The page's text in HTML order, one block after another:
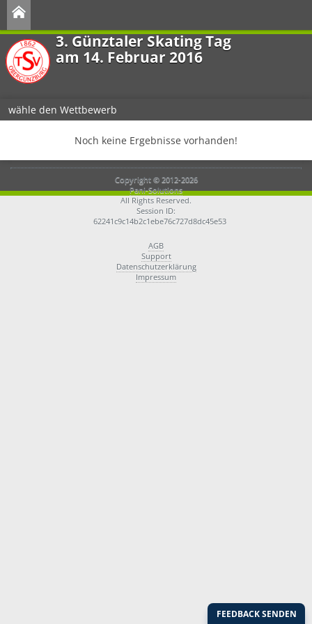
3. Günztaler Skating Tag
am 14. Februar 2016
wähle den Wettbewerb
Noch keine Ergebnisse vorhanden!
Copyright © 2012-2026
Pani-Solutions
All Rights Reserved.
Session ID:
62241c9c14b2c1ebe76c727d8dc45e53
AGB
Support
Datenschutzerklärung
Impressum